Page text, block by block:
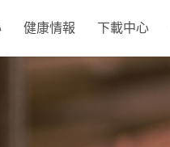
健康情報 下載中心